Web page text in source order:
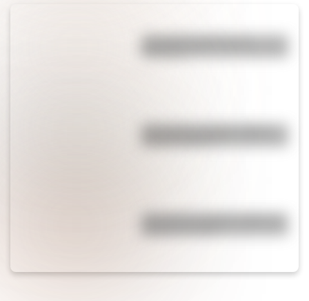
¿Por qué el jabón forma
¿Por qué los espejos reflejan
nuestra imagen?
¿Por qué los piratas usaban un